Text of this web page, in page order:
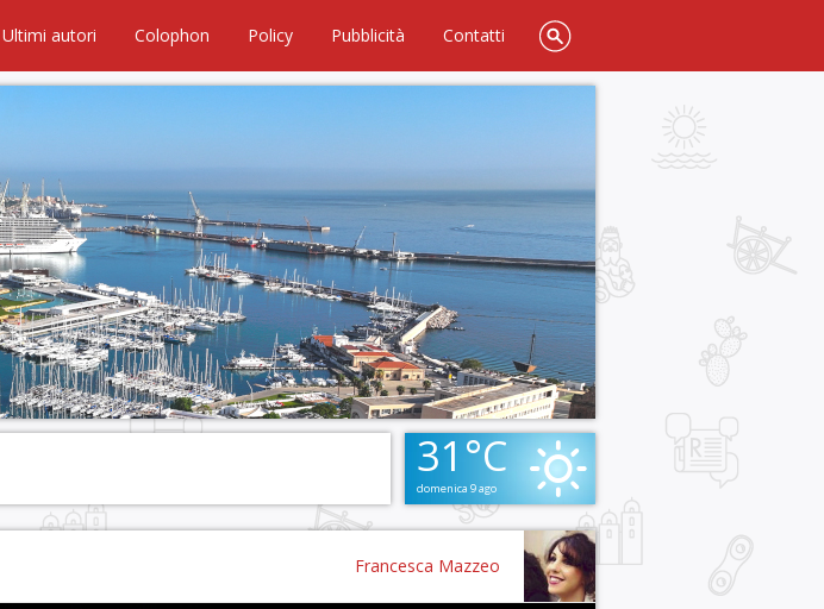
Ultimi autori Colophon Policy Pubblicità Contatti
31°C
domenica 9 ago
Francesca Mazzeo